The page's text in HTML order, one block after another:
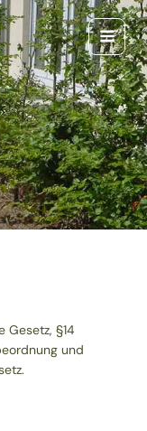
Main
Menu
§14
und